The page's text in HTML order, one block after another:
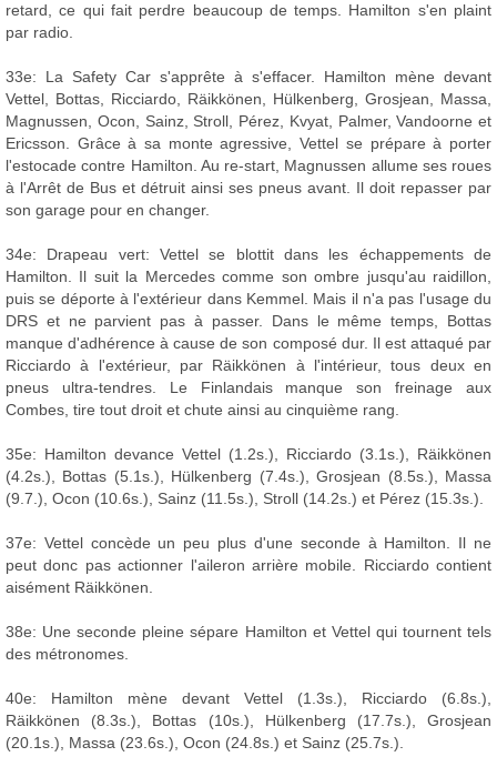
retard, ce qui fait perdre beaucoup de temps. Hamilton s'en plaint
par radio.
33e: La Safety Car s'apprête à s'effacer. Hamilton mène devant
Vettel, Bottas, Ricciardo, Räikkönen, Hülkenberg, Grosjean, Massa,
Magnussen, Ocon, Sainz, Stroll, Pérez, Kvyat, Palmer, Vandoorne et
Ericsson. Grâce à sa monte agressive, Vettel se prépare à porter
l'estocade contre Hamilton. Au re-start, Magnussen allume ses roues
à l'Arrêt de Bus et détruit ainsi ses pneus avant. Il doit repasser par
son garage pour en changer.
34e: Drapeau vert: Vettel se blottit dans les échappements de
Hamilton. Il suit la Mercedes comme son ombre jusqu'au raidillon,
puis se déporte à l'extérieur dans Kemmel. Mais il n'a pas l'usage du
DRS et ne parvient pas à passer. Dans le même temps, Bottas
manque d'adhérence à cause de son composé dur. Il est attaqué par
Ricciardo à l'extérieur, par Räikkönen à l'intérieur, tous deux en
pneus ultra-tendres. Le Finlandais manque son freinage aux
Combes, tire tout droit et chute ainsi au cinquième rang.
35e: Hamilton devance Vettel (1.2s.), Ricciardo (3.1s.), Räikkönen
(4.2s.), Bottas (5.1s.), Hülkenberg (7.4s.), Grosjean (8.5s.), Massa
(9.7.), Ocon (10.6s.), Sainz (11.5s.), Stroll (14.2s.) et Pérez (15.3s.).
37e: Vettel concède un peu plus d'une seconde à Hamilton. Il ne
peut donc pas actionner l'aileron arrière mobile. Ricciardo contient
aisément Räikkönen.
38e: Une seconde pleine sépare Hamilton et Vettel qui tournent tels
des métronomes.
40e: Hamilton mène devant Vettel (1.3s.), Ricciardo (6.8s.),
Räikkönen (8.3s.), Bottas (10s.), Hülkenberg (17.7s.), Grosjean
(20.1s.), Massa (23.6s.), Ocon (24.8s.) et Sainz (25.7s.).